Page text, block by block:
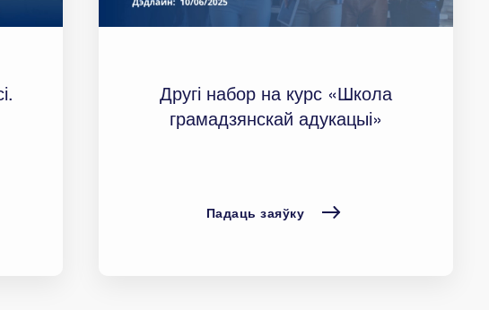
Другі набор на курс «Школа
грамадзянскай адукацыі»
Падаць заяўку